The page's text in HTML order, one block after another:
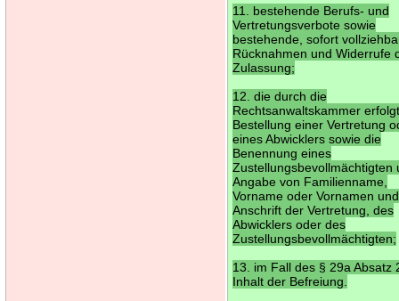
11. bestehende Berufs- und
Vertretungsverbote sowie
bestehende, sofort
Rücknahmen und Widerrufe
Zulassung;
12. die durch die
Rechtsanwaltskammer
Bestellung einer Vertretung
eines Abwicklers sowie die
Benennung eines
Zustellungsbevollmächtigten
Angabe von Familienname,
Vorname oder Vornamen und
Anschrift der Vertretung, des
Abwicklers oder des
Zustellungsbevollmächtigten;
13. im Fall des § 29a Absatz
Inhalt der Befreiung.